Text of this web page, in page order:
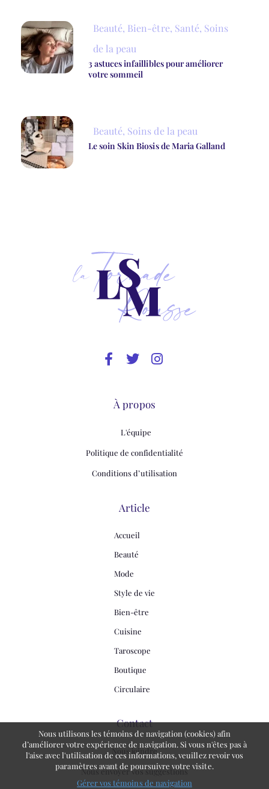
Beauté, Bien-être, Santé, Soins
de la peau
3 astuces infaillibles pour améliorer
votre sommeil
Beauté, Soins de la peau
Le soin Skin Biosis de Maria Galland
À propos
L'équipe
Politique de confidentialité
Conditions d’utilisation
Article
Accueil
Beauté
Mode
Style de vie
Bien-être
Cuisine
Taroscope
Boutique
Circulaire
Contact
Nous joindre
Nous envoyer vos suggestions
Nous utilisons les témoins de navigation (cookies) afin
d’améliorer votre expérience de navigation. Si vous n'êtes pas à
l'aise avec l'utilisation de ces informations, veuillez revoir vos
paramètres avant de poursuivre votre visite.
Gérer vos témoins de navigation